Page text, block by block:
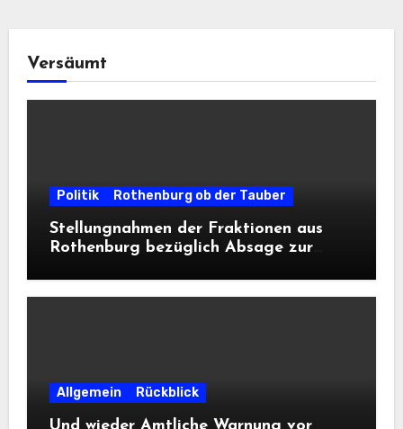
Versäumt
Politik Rothenburg ob der Tauber
Stellungnahmen der Fraktionen aus
Rothenburg bezüglich Absage zur
Allgemein Rückblick